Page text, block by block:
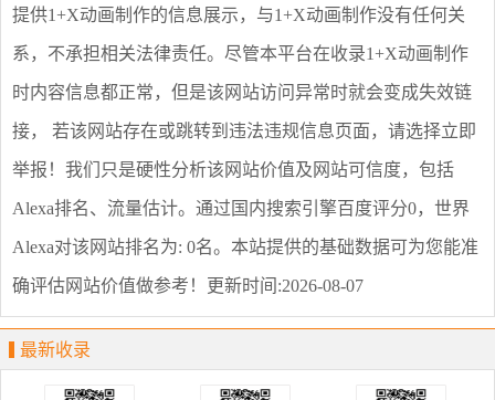
提供1+X动画制作的信息展示，与1+X动画制作没有任何关
系，不承担相关法律责任。尽管本平台在收录1+X动画制作
时内容信息都正常，但是该网站访问异常时就会变成失效链
接， 若该网站存在或跳转到违法违规信息页面，请选择立即
举报 ！我们只是硬性分析该网站价值及网站可信度，包括
Alexa排名、流量估计。通过国内搜索引擎百度评分0，世界
Alexa对该网站排名为: 0名。本站提供的基础数据可为您能准
确评估网站价值做参考！ 更新时间:2026-08-07
最新收录